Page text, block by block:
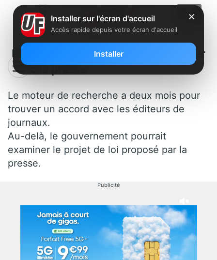
L’Elysée enjoint Google à négocier
avec la presse
Le moteur de recherche a deux mois pour
trouver un accord avec les éditeurs de
journaux.
Au-delà, le gouvernement pourrait
examiner le projet de loi proposé par la
presse.
Publicité
✕
Installer sur l'écran d'accueil
Accès rapide depuis votre écran d'accueil
Installer